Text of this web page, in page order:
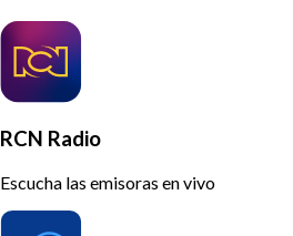
RCN Radio
Escucha las emisoras en vivo